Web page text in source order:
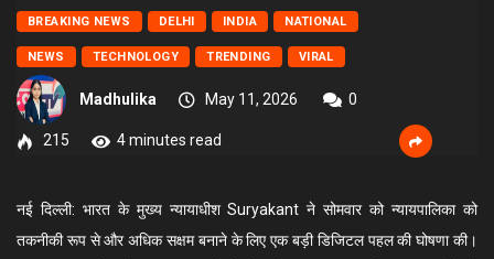
BREAKING NEWS DELHI INDIA NATIONAL
NEWS TECHNOLOGY TRENDING VIRAL
Madhulika May 11, 2026 0
215 4 minutes read
नई दिल्ली: भारत के मुख्य न्यायाधीशSuryakant ने सोमवार को न्यायपालिका को
तकनीकी रूप से और अधिक सक्षम बनाने के लिए एक बड़ी डिजिटल पहल की घोषणा की।